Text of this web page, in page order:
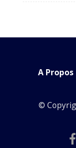
A Propos
©